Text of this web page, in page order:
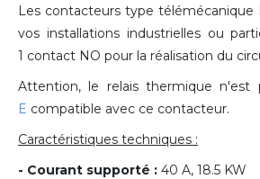
Les contacteurs type télémécanique
vos installations industrielles ou
1 contact NO pour la réalisation du
Attention, le relais thermique
E compatible avec ce contacteur.
Caractéristiques techniques :
- Courant supporté : 40 A, 18.5 KW